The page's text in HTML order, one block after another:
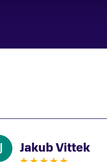
Jakub Vittek